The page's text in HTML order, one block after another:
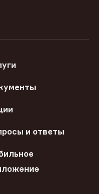
и ответы